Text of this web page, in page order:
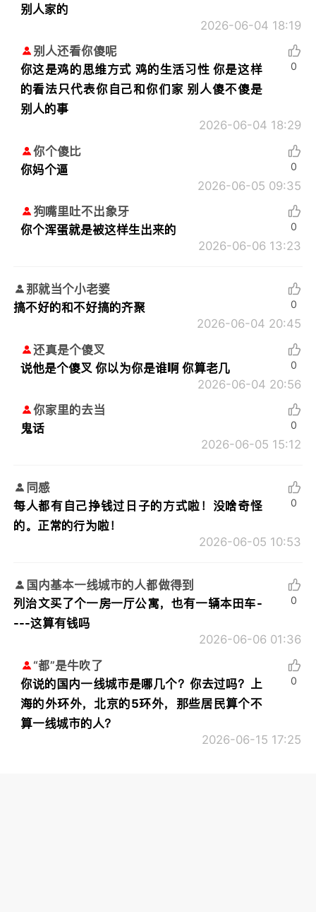
别人家的
2026-06-04 18:19
别人还看你傻呢
你这是鸡的思维方式 鸡的生活习性 你是这样
的看法只代表你自己和你们家 别人傻不傻是
别人的事
2026-06-04 18:29
0
你个傻比
你妈个逼
2026-06-05 09:35
0
狗嘴里吐不出象牙
你个浑蛋就是被这样生出来的
2026-06-06 13:23
0
那就当个小老婆
搞不好的和不好搞的齐聚
2026-06-04 20:45
0
还真是个傻叉
说他是个傻叉 你以为你是谁啊 你算老几
2026-06-04 20:56
0
你家里的去当
鬼话
2026-06-05 15:12
0
同感
每人都有自己挣钱过日子的方式啦！没啥奇怪
的。正常的行为啦！
2026-06-05 10:53
0
国内基本一线城市的人都做得到
列治文买了个一房一厅公寓，也有一辆本田车-
---这算有钱吗
2026-06-06 01:36
0
“都”是牛吹了
你说的国内一线城市是哪几个？你去过吗？上
海的外环外，北京的5环外，那些居民算个不
算一线城市的人？
2026-06-15 17:25
0